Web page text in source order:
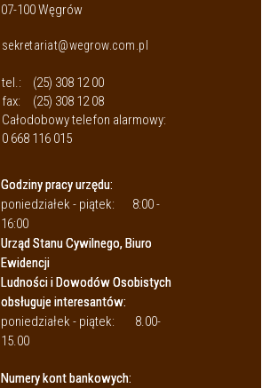
07-100 Węgrów
sekretariat@wegrow.com.pl
tel.:
(25) 308 12 00
fax:
(25) 308 12 08
Całodobowy telefon alarmowy:
0 668 116 015
Godziny pracy urzędu:
poniedziałek - piątek:
8:00 -
16:00
Urząd Stanu Cywilnego, Biuro
Ewidencji
Ludności i Dowodów Osobistych
obsługuje interesantów:
poniedziałek - piątek:
8.00-
15.00
Numery kont bankowych: